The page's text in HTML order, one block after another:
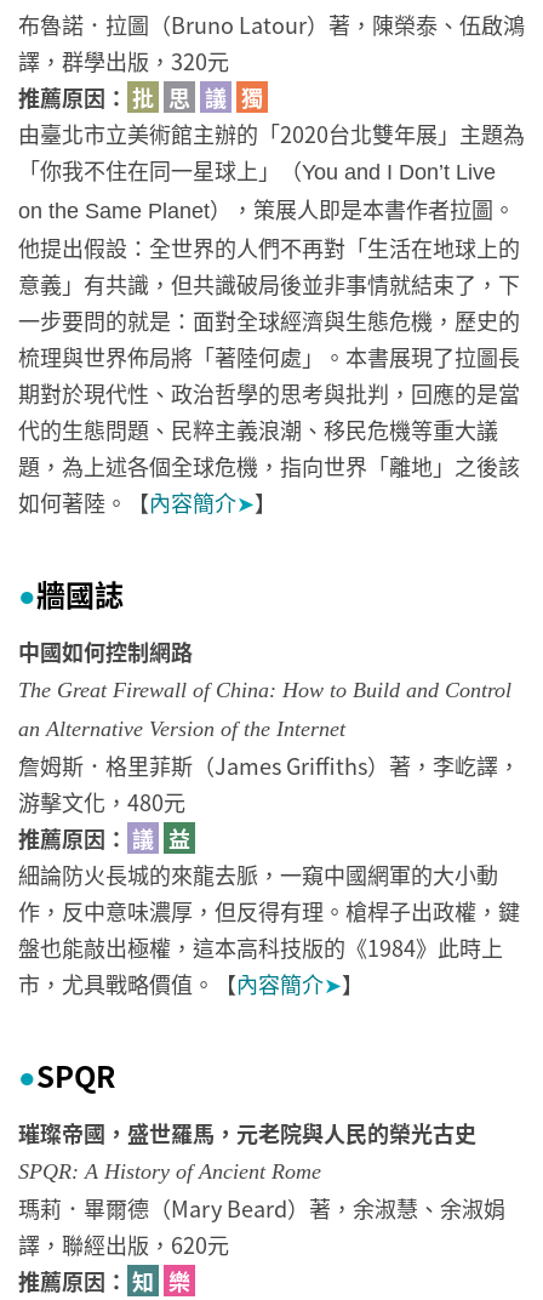
布魯諾．拉圖（Bruno Latour）著，陳榮泰、伍啟鴻
譯，群學出版，320元
推薦原因： 批 思 議 獨
由臺北市立美術館主辦的「2020台北雙年展」主題為
「你我不住在同一星球上」（You and I Don’t Live
on the Same Planet），策展人即是本書作者拉圖。
他提出假設：全世界的人們不再對「生活在地球上的
意義」有共識，但共識破局後並非事情就結束了，下
一步要問的就是：面對全球經濟與生態危機，歷史的
梳理與世界佈局將「著陸何處」。本書展現了拉圖長
期對於現代性、政治哲學的思考與批判，回應的是當
代的生態問題、民粹主義浪潮、移民危機等重大議
題，為上述各個全球危機，指向世界「離地」之後該
如何著陸。【內容簡介➤】
●牆國誌
中國如何控制網路
The Great Firewall of China: How to Build and Control
an Alternative Version of the Internet
詹姆斯．格里菲斯（James Griffiths）著，李屹譯，
游擊文化，480元
推薦原因： 議 益
細論防火長城的來龍去脈，一窺中國網軍的大小動
作，反中意味濃厚，但反得有理。槍桿子出政權，鍵
盤也能敲出極權，這本高科技版的《1984》此時上
市，尤具戰略價值。【內容簡介➤】
●SPQR
璀璨帝國，盛世羅馬，元老院與人民的榮光古史
SPQR: A History of Ancient Rome
瑪莉．畢爾德（Mary Beard）著，余淑慧、余淑娟
譯，聯經出版，620元
推薦原因： 知 樂